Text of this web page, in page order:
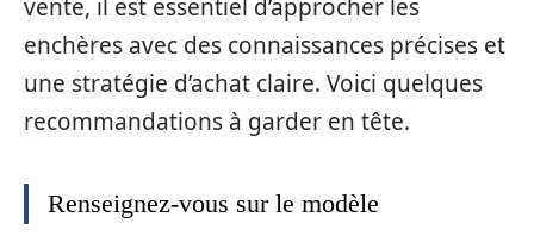
vente, il est essentiel d’approcher les
enchères avec des connaissances précises et
une stratégie d’achat claire. Voici quelques
recommandations à garder en tête.
Renseignez-vous sur le modèle